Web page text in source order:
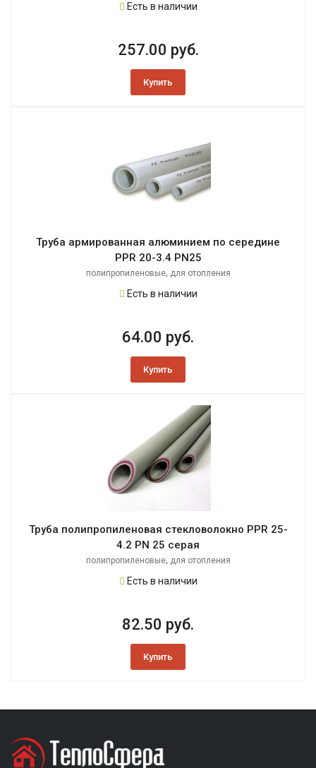
Есть в наличии
257.00 руб.
Купить
Труба армированная алюминием по середине
PPR 20-3.4 PN25
полипропиленовые, для отопления
Есть в наличии
64.00 руб.
Купить
Труба полипропиленовая стекловолокно PPR 25-
4.2 PN 25 серая
полипропиленовые, для отопления
Есть в наличии
82.50 руб.
Купить